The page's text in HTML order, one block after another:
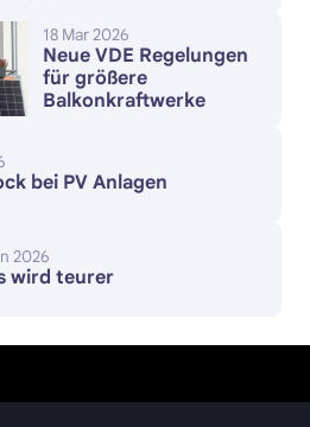
18 Mar 2026
Neue VDE Regelungen
für größere
Balkonkraftwerke
bei PV Anlagen
2026
wird teurer